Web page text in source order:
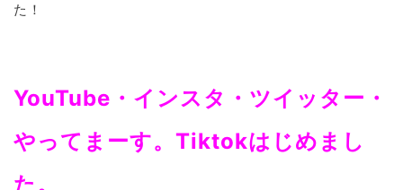
た！
YouTube・インスタ・ツイッター・
やってまーす。Tiktokはじめまし
た。